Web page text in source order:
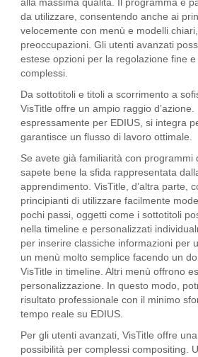
alla massima qualità. Il programma è
da utilizzare, consentendo anche ai
velocemente con menù e modelli
preoccupazioni. Gli utenti avanzati
estese opzioni per la regolazione fine
complessi.
Da sottotitoli e titoli a scorrimento a
VisTitle offre un ampio raggio d’azione.
espressamente per EDIUS, si integra
garantisce un flusso di lavoro ottimale.
Se avete già familiarità con programmi
sapete bene la sfida rappresentata
apprendimento. VisTitle, d’altra parte,
principianti di utilizzare facilmente
pochi passi, oggetti come i sottotitoli
nella timeline e personalizzati
per inserire classiche informazioni per
un menù molto semplice facendo un
VisTitle in timeline. Altri menù offrono
personalizzazione. In questo modo,
risultato professionale con il minimo
tempo reale su EDIUS.
Per gli utenti avanzati, VisTitle offre
possibilità per complessi compositing.